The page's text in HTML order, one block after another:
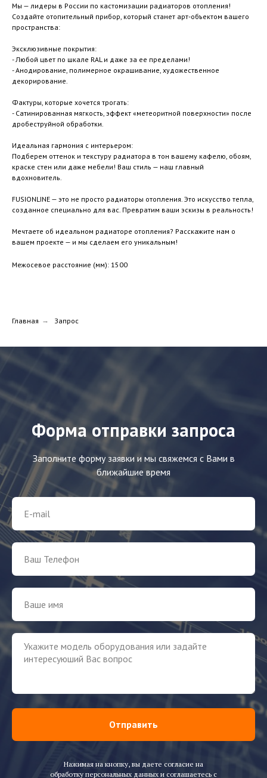
Мы — лидеры в России по кастомизации радиаторов отопления!
Создайте отопительный прибор, который станет арт-объектом вашего
пространства:
Эксклюзивные покрытия:
- Любой цвет по шкале RAL и даже за ее пределами!
- Анодирование, полимерное окрашивание, художественное
декорирование.
Фактуры, которые хочется трогать:
- Сатинированная мягкость, эффект «метеоритной поверхности» после
дробеструйной обработки.
Идеальная гармония с интерьером:
Подберем оттенок и текстуру радиатора в тон вашему кафелю, обоям,
краске стен или даже мебели! Ваш стиль — наш главный
вдохновитель.
FUSIONLINE — это не просто радиаторы отопления. Это искусство тепла,
созданное специально для вас. Превратим ваши эскизы в реальность!
Мечтаете об идеальном радиаторе отопления? Расскажите нам о
вашем проекте — и мы сделаем его уникальным!
Межосевое расстояние (мм): 1500
Главная → Запрос
Форма отправки запроса
Заполните форму заявки и мы свяжемся с Вами в
ближайшие время
Отправить
Нажимая на кнопку, вы даете согласие на
обработку персональных данных и соглашаетесь c